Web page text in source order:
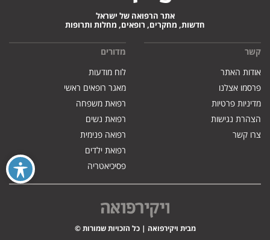
אתר הרפואה של ישראל
חדשות, מחקרים, רופאים, מחלות ותרופות
קשר
אודות האתר
פרסמו אצלנו
מדיניות פרטיות
הצהרת נגישות
צרו קשר
מדורים
לוח מודעות
מאגר רופאים ראשי
רפואת משפחה
רפואת נשים
רפואה פנימית
רפואת ילדים
פסיכיאטריה
מבית ויקירפואה | כל הזכויות שמורות ©